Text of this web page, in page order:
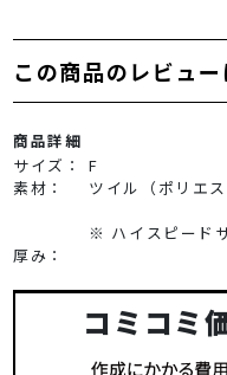
この商品のレビュー
商品詳細
サイズ：
F
素材：
ツイル（ポリエ
※ ハイスピード
厚み：
コミコミ